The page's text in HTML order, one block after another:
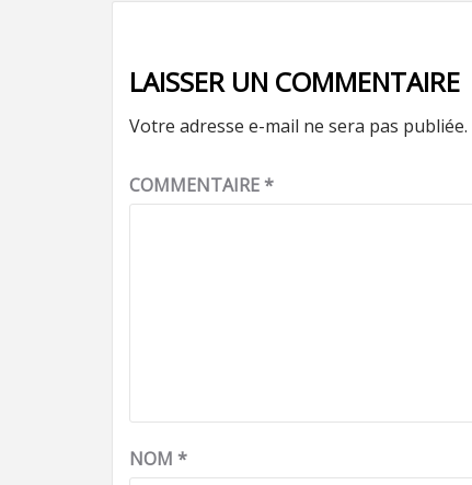
LAISSER UN COMMENTAIRE
Votre adresse e-mail ne sera pas publiée.
COMMENTAIRE*
NOM *